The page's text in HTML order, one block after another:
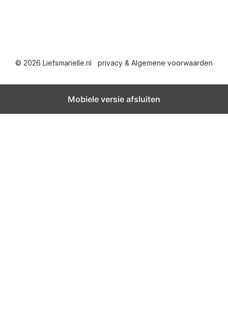
© 2026 Liefsmarielle.nl privacy & Algemene voorwaarden
Mobiele versie afsluiten